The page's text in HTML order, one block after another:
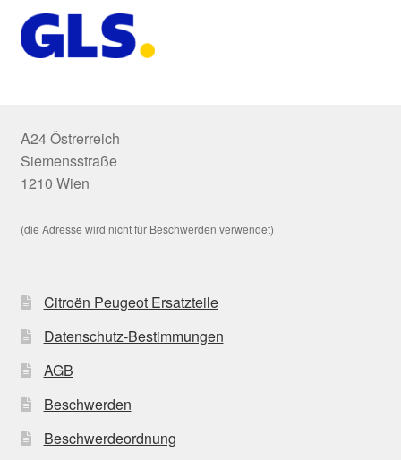
A24 Östrerreich
Siemensstraße
1210 Wien
(die Adresse wird nicht für Beschwerden verwendet)
Citroën Peugeot Ersatzteile
Datenschutz-Bestimmungen
AGB
Beschwerden
Beschwerdeordnung